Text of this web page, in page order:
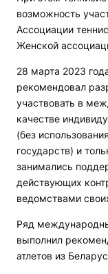
возможность
Ассоциации
Женской
28 марта 2023
рекомендовал
участвовать в
качестве
(без
государств) и
занимались
действующих
ведомствами
Ряд
выполнил
атлетов из